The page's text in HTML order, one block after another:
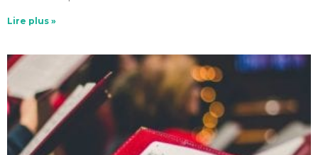
Lire plus »